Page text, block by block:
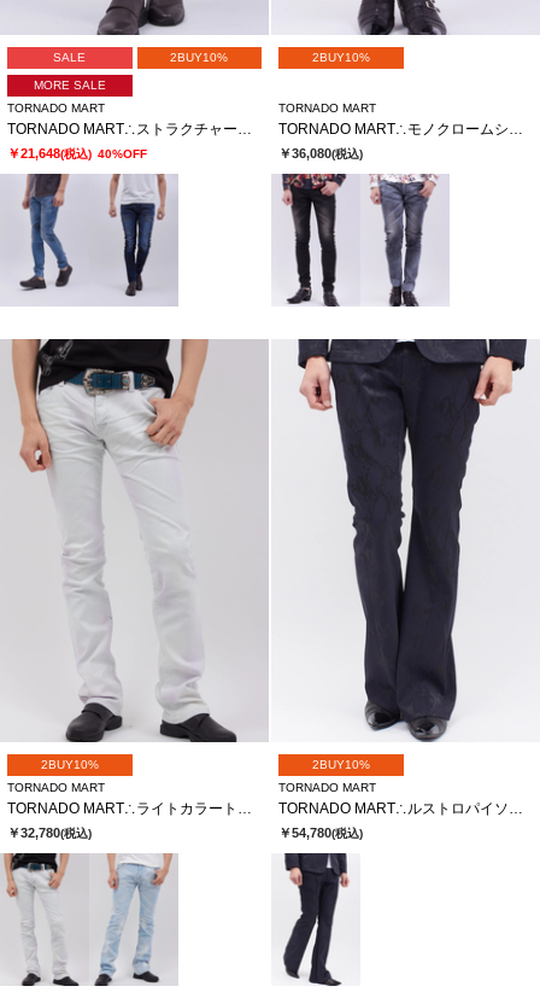
SALE 2BUY10%
MORE SALE
TORNADO MART
TORNADO MART∴ストラクチャーフェードスキニーデニム
￥21,648(税込) 40%OFF
2BUY10%
TORNADO MART
TORNADO MART∴モノクロームシェイドスキニーデニム
￥36,080(税込)
2BUY10%
TORNADO MART
TORNADO MART∴ライトカラートリートメントシューカットデニム
￥32,780(税込)
2BUY10%
TORNADO MART
TORNADO MART∴ルストロパイソンジャガードベルボ
￥54,780(税込)